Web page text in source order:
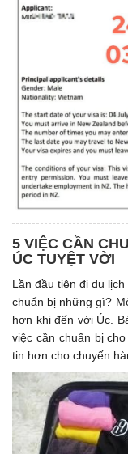
5 VIỆC CẦN
ÚC TUYỆT VỜI
Lần đầu tiên đi du
chuẩn bị những gì?
hơn khi đến với Úc.
việc cần chuẩn bị
tin hơn cho chuyến